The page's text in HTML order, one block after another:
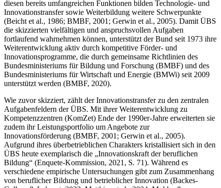
diesen bereits umfangreichen Funktionen bilden Technologie- und
Innovationstransfer sowie Weiterbildung weitere Schwerpunkte
(Beicht et al., 1986; BMBF, 2001; Gerwin et al., 2005). Damit ÜBS
die skizzierten vielfältigen und anspruchsvollen Aufgaben
fortlaufend wahrnehmen können, unterstützt der Bund seit 1973 ihre
Weiterentwicklung aktiv durch kompetitive Förder- und
Innovationsprogramme, die durch gemeinsame Richtlinien des
Bundesministeriums für Bildung und Forschung (BMBF) und des
Bundesministeriums für Wirtschaft und Energie (BMWi) seit 2009
unterstützt werden (BMBF, 2020).
Wie zuvor skizziert, zählt der Innovationstransfer zu den zentralen
Aufgabenfeldern der ÜBS. Mit ihrer Weiterentwicklung zu
Kompetenzzentren (KomZet) Ende der 1990er-Jahre erweiterten sie
zudem ihr Leistungsportfolio um Angebote zur
Innovationsförderung (BMBF, 2001; Gerwin et al., 2005).
Aufgrund ihres überbetrieblichen Charakters kristallisiert sich in den
ÜBS heute exemplarisch die „Innovationskraft der beruflichen
Bildung“ (Enquete-Kommission, 2021, S. 71). Während es
verschiedene empirische Untersuchungen gibt zum Zusammenhang
von beruflicher Bildung und betrieblicher Innovation (Backes-